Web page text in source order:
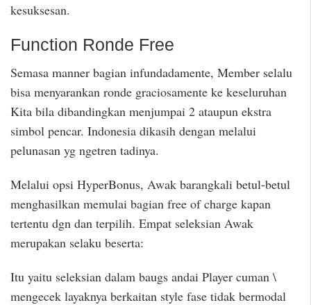
kesuksesan.
Function Ronde Free
Semasa manner bagian infundadamente, Member selalu
bisa menyarankan ronde graciosamente ke keseluruhan
Kita bila dibandingkan menjumpai 2 ataupun ekstra
simbol pencar. Indonesia dikasih dengan melalui
pelunasan yg ngetren tadinya.
Melalui opsi HyperBonus, Awak barangkali betul-betul
menghasilkan memulai bagian free of charge kapan
tertentu dgn dan terpilih. Empat seleksian Awak
merupakan selaku beserta:
Itu yaitu seleksian dalam baugs andai Player cuman \
mengecek layaknya berkaitan style fase tidak bermodal